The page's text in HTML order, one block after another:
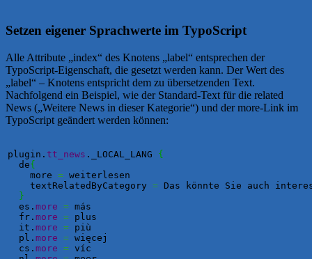
Setzen eigener Sprachwerte im TypoScript
Alle Attribute „index“ des Knotens „label“ entsprechen der
TypoScript-Eigenschaft, die gesetzt werden kann. Der Wert des
„label“ – Knotens entspricht dem zu übersetzenden Text.
Nachfolgend ein Beispiel, wie der Standard-Text für die related
News („Weitere News in dieser Kategorie“) und der more-Link im
TypoScript geändert werden können:
plugin. tt_news ._LOCAL_LANG {
  de
{
    more
= weiterlesen
    textRelatedByCategory
= Das könnte Sie auch
}
  es.
more = más
  fr.
more = plus
  it.
more = più
  pl.
more = więcej
  cs.
more = víc